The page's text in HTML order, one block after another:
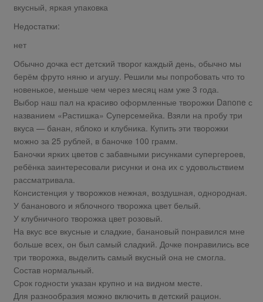
вкусный, яркая упаковка
Недостатки:
нет
Обычно дочка ест детский творог каждый день, обычно мы
берём фруто няню и агушу. Решили мы попробовать что то
новенькое, меньше чем через месяц нам уже 3 года.
Выбор наш пал на красиво оформленные творожки Danone с
названием «Растишка» Суперсемейка. Взяли на пробу три
вкуса — банан, яблоко и клубника. Купить эти творожки
можно за 25 рублей, в баночке 100 грамм.
Баночки ярких цветов с забавными рисунками супергероев,
ребёнка заинтересовали рисунки и она их с удовольствием
рассматривала.
Консистенция у творожков нежная, воздушная, однородная.
У бананового и яблочного творожка цвет белый.
У клубничного творожка цвет розовый.
На вкус все вкусные и сладкие, банановый понравился мне
больше всех, он был самый сладкий. Дочке понравились все
три творожка, выделить самый вкусный она не смогла.
Состав нормальный.
Срок годности указан крупно и на видном месте.
Для разнообразия можно включить в детский рацион.